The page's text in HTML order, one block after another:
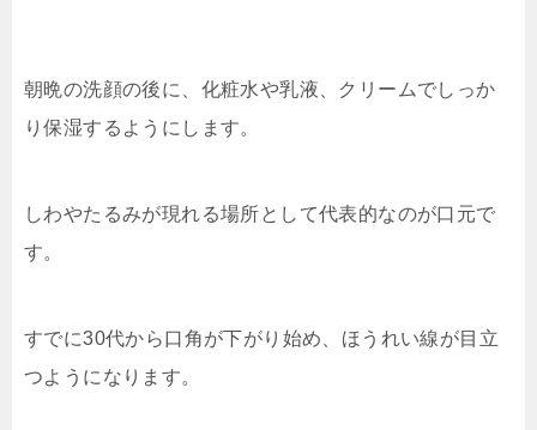
朝晩の洗顔の後に、化粧水や乳液、クリームでしっか
り保湿するようにします。
しわやたるみが現れる場所として代表的なのが口元で
す。
すでに30代から口角が下がり始め、ほうれい線が目立
つようになります。